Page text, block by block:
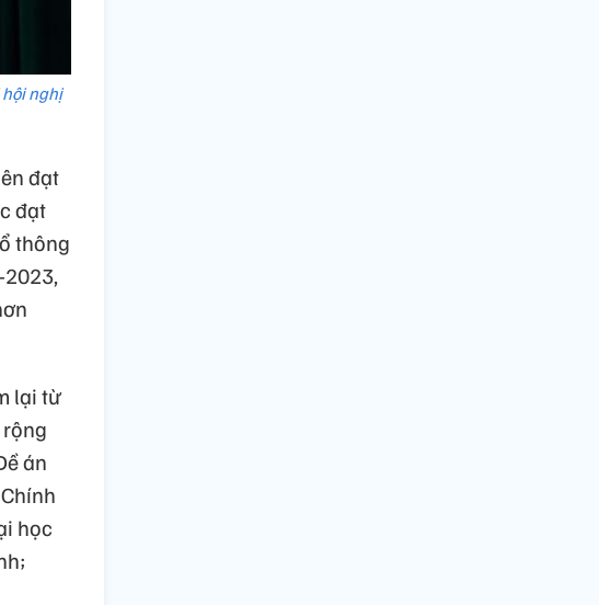
hội nghị
đạt
đạt
thông
2023,
lại từ
án
học